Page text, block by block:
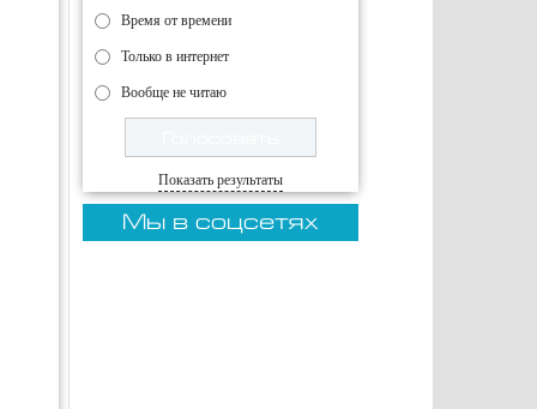
Время от времени
Только в интернет
Вообще не читаю
Показать результаты
Мы в соцсетях